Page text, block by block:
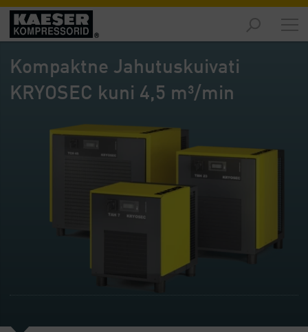
Turud
-
Ülevaade
Tooted
Ülevaade
Lahendused
Kompaktne Jahutuskuivati
KRYOSEC kuni 4,5 m³/min